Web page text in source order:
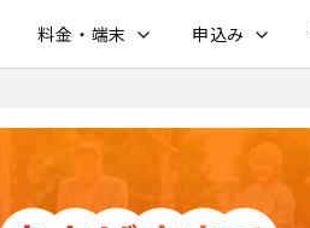
料金・端末 申込み